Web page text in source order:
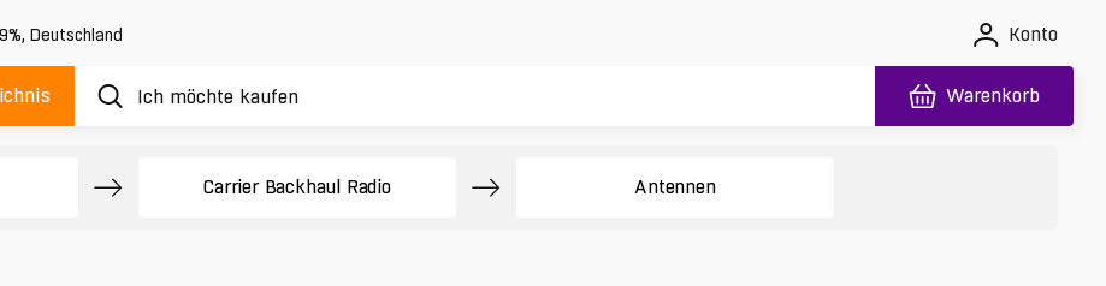
, Deutschland Konto
Warenkorb
Carrier Backhaul Radio Antennen